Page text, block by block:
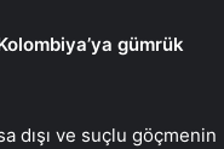
gümrük
dışı ve suçlu göçmenin